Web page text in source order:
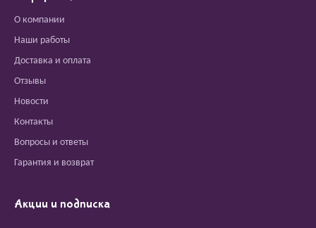
О компании
Наши работы
Доставка и оплата
Отзывы
Новости
Контакты
Вопросы и ответы
Гарантия и возврат
Акции и подписка